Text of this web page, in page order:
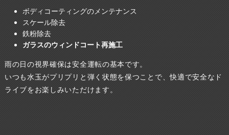
ボディコーティングのメンテナンス
スケール除去
鉄粉除去
ガラスのウィンドコート再施工
雨の日の視界確保は安全運転の基本です。
いつも水玉がプリプリと弾く状態を保つことで、快適で安全なド
ライブをお楽しみいただけます。